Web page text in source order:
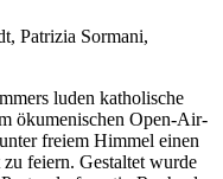
Patrizia Sormani,
luden katholische
ökumenischen Open-Air-
freiem Himmel einen
feiern. Gestaltet wurde